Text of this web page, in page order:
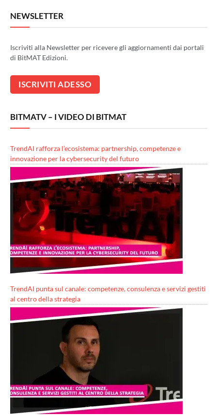
NEWSLETTER
Iscriviti alla Newsletter per ricevere gli aggiornamenti dai portali
di BitMAT Edizioni.
BITMATV – I VIDEO DI BITMAT
TrendAI rafforza l’ecosistema: partnership, competenze e
innovazione per la cybersecurity del futuro
TrendAI punta sul canale: competenze, consulenza e servizi gestiti
al centro della strategia